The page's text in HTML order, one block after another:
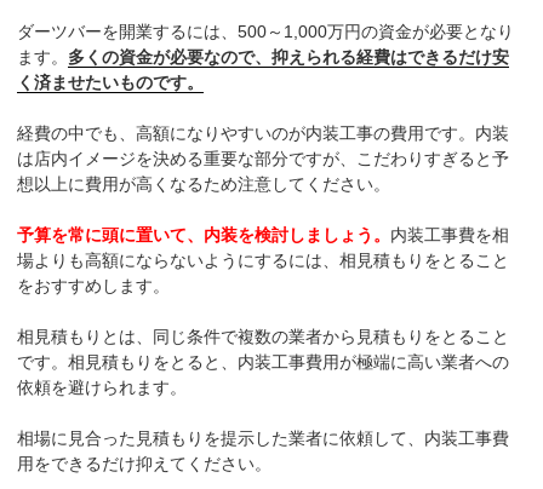
ダーツバーを開業するには、500～1,000万円の資金が必要となり
ます。 多くの資金が必要なので、抑えられる経費はできるだけ安
く済ませたいものです。
経費の中でも、高額になりやすいのが内装工事の費用です。内装
は店内イメージを決める重要な部分ですが、こだわりすぎると予
想以上に費用が高くなるため注意してください。
予算を常に頭に置いて、内装を検討しましょう。 内装工事費を相
場よりも高額にならないようにするには、相見積もりをとること
をおすすめします。
相見積もりとは、同じ条件で複数の業者から見積もりをとること
です。相見積もりをとると、内装工事費用が極端に高い業者への
依頼を避けられます。
相場に見合った見積もりを提示した業者に依頼して、内装工事費
用をできるだけ抑えてください。